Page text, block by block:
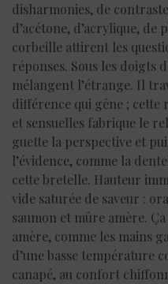
disharmonies, de
d’acétone, d’acrylique,
corbeille attirent les
réponses. Sous les doigts
mélangent l’étrange. Il
différence qui gêne ; cette
et sensuelles fabrique le
guette la perspective et
l’évidence, comme la
cette bretelle. Hauteur
vide saturée de saveur :
saumon et mûre amère.
amère, comme les mains
d’une basse température
canapé, au confort